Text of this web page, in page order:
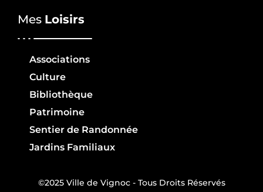
Mes Loisirs
Associations
Culture
Bibliothèque
Patrimoine
Sentier de Randonnée
Jardins Familiaux
©2025 Ville de Vignoc - Tous Droits Réservés